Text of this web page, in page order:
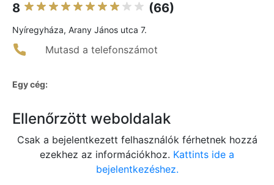
8 (66)
Nyíregyháza, Arany János utca 7.
Mutasd a telefonszámot
Egy cég:
Ellenőrzött weboldalak
Csak a bejelentkezett felhasználók férhetnek hozzá
ezekhez az információkhoz. Kattints ide a
bejelentkezéshez.